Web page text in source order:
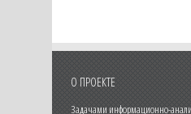
О ПРОЕКТЕ
Задачами информационно-